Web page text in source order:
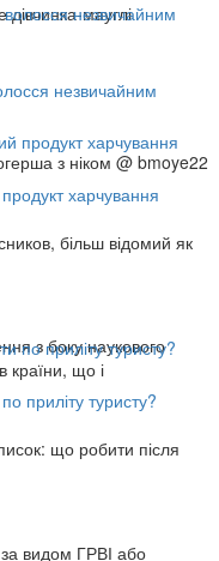
мауглі
незвичайним
з ніком @ bmoye22
харчування
більш відомий як
з боку наукового
країни, що і
приліту туристу?
що робити після
видом ГРВІ або